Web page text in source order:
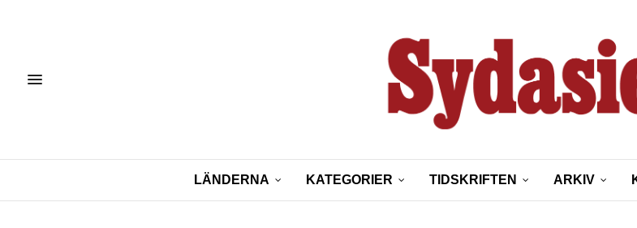
LÄNDERNA KATEGORIER TIDSKRIFTEN ARKIV